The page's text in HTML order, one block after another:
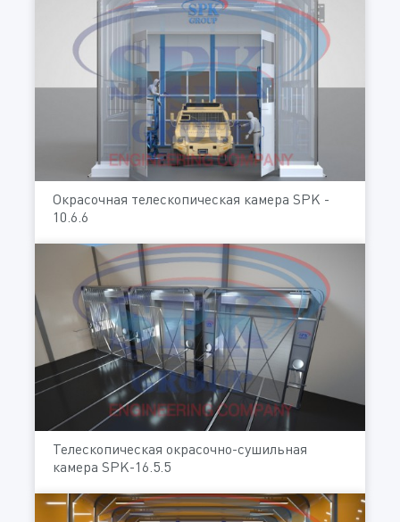
Окрасочная телескопическая камера SPK -
10.6.6
Телескопическая окрасочно-сушильная
камера SPK-16.5.5